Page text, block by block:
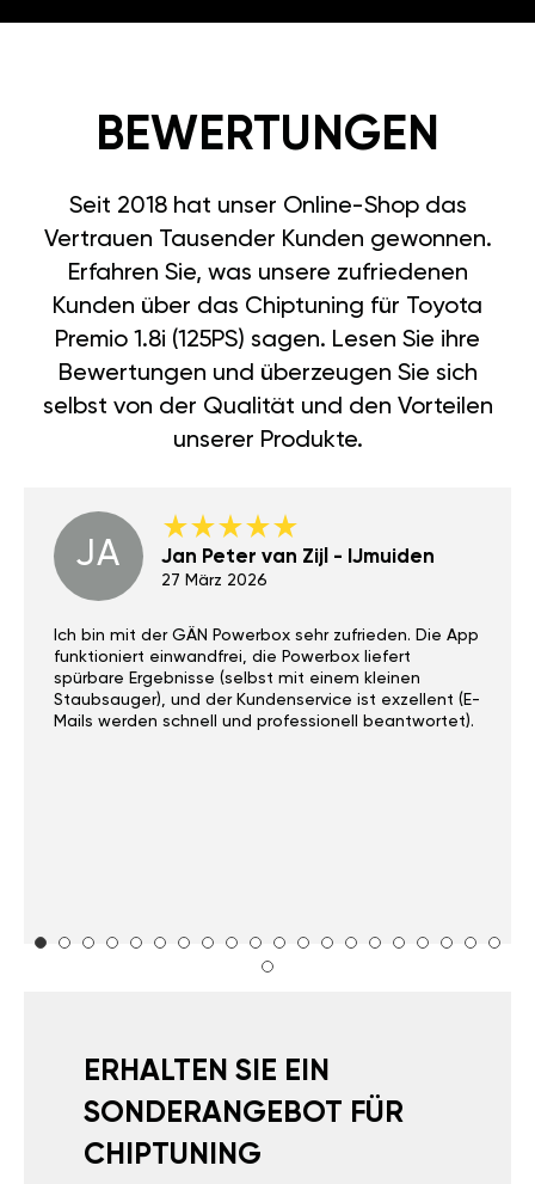
BEWERTUNGEN
Seit 2018 hat unser Online-Shop das
Vertrauen Tausender Kunden gewonnen.
Erfahren Sie, was unsere zufriedenen
Kunden über das Chiptuning für Toyota
Premio 1.8i (125PS) sagen. Lesen Sie ihre
Bewertungen und überzeugen Sie sich
selbst von der Qualität und den Vorteilen
unserer Produkte.
JA Jan Peter van Zijl - IJmuiden
27 März 2026
Ich bin mit der GÄN Powerbox sehr zufrieden. Die App
funktioniert einwandfrei, die Powerbox liefert
spürbare Ergebnisse (selbst mit einem kleinen
Staubsauger), und der Kundenservice ist exzellent (E-
Mails werden schnell und professionell beantwortet).
ERHALTEN SIE EIN
SONDERANGEBOT FÜR
CHIPTUNING